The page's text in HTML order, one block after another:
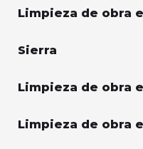
Limpieza de obra
Sierra
Limpieza de obra
Limpieza de obra